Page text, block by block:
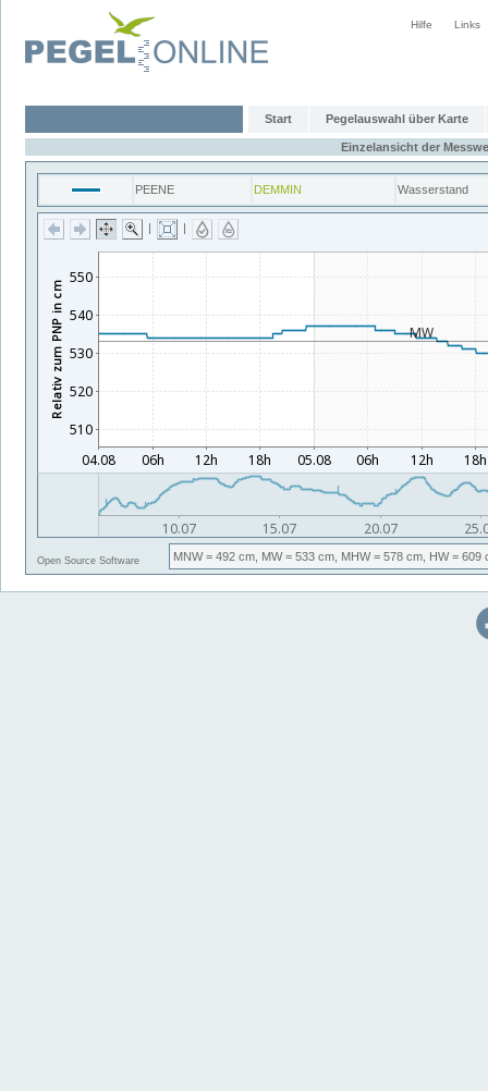
Hilfe Links
Start Pegelauswahl über Karte
Einzelansicht der
PEENE DEMMIN Wasserstand
| |
Open Source Software MNW= 492 cm, MW= 533 cm, MHW= 578 cm, HW= 609